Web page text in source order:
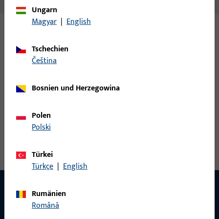
Varianten
Zu diesem Produkt gibt es folgende Varianten:
H-00076-89-0-7 | Schwellenhalter |
KONTAKT
Ungarn
Magyar | English
Tschechien
čeština
Bosnien und Herzegowina
Polen
Polski
Türkei
Türkçe | English
Rumänien
Română